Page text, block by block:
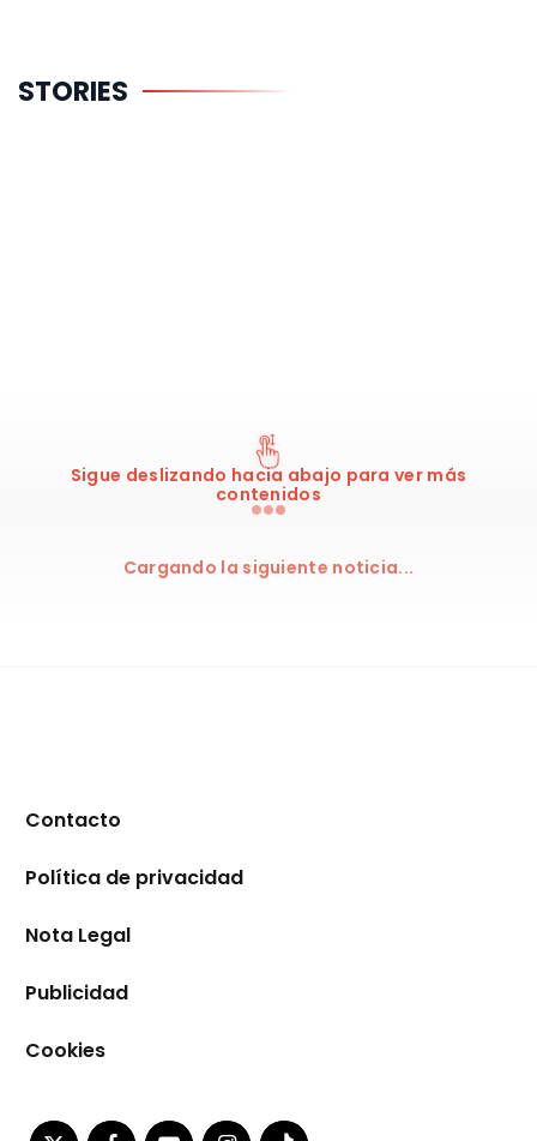
STORIES
El gran
proyecto de
Sigue deslizando hacia abajo para ver más
contenidos
Cargando la siguiente noticia...
Contacto
Política de privacidad
Nota Legal
Publicidad
Cookies